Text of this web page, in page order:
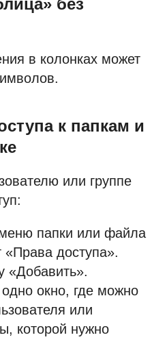
без
в колонках может
к папкам и
или группе
папки или файла
«Права доступа».
«Добавить».
окно, где можно
или
которой нужно